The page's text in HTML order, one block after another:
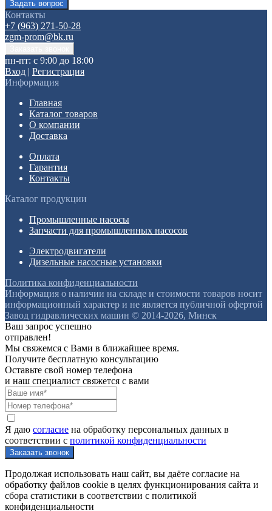
Контакты
+7 (963) 271-50-28
zgm-prom@bk.ru
пн-пт: с 9:00 до 18:00
Вход | Регистрация
Информация
Главная
Каталог товаров
О компании
Доставка
Оплата
Гарантия
Контакты
Каталог продукции
Промышленные насосы
Запчасти для промышленных насосов
Электродвигатели
Дизельные насосные установки
Политика конфиденциальности
Информация о наличии на складе и стоимости товаров носит
информационный характер и не является публичной офертой
Завод гидравлических машин © 2014-2026, Минск
Ваш запрос успешно
отправлен!
Мы свяжемся с Вами в ближайшее время.
Получите бесплатную консультацию
Оставьте свой номер телефона
и наш специалист свяжется с вами
Я даю согласие на обработку персональных данных в
соответствии с политикой конфиденциальности
Продолжая использовать наш сайт, вы даёте согласие на
обработку файлов cookie в целях функционирования сайта и
сбора статистики в соответствии с политикой
конфиденциальности